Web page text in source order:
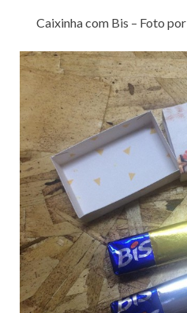
Caixinha com Bis – Foto por